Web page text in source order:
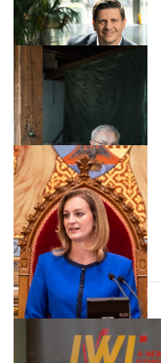
Politika
TÁMOGATÓI
TARTALOM
Családi
vállalkozások